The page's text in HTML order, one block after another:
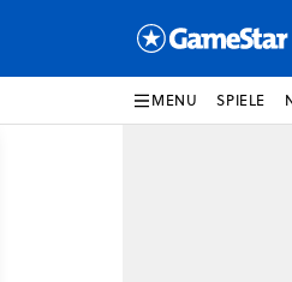
MENU SPIELE